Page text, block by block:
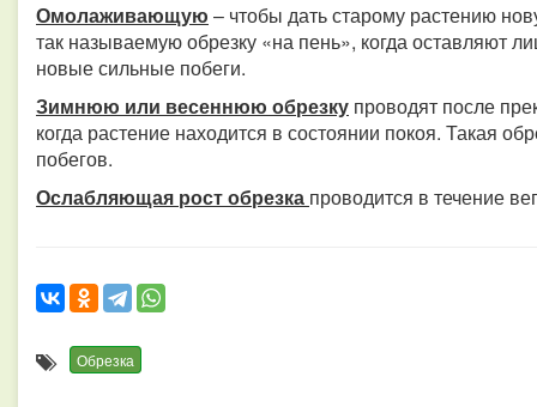
Омолаживающую – чтобы дать старому растению
так называемую обрезку «на пень», когда оставляют
новые сильные побеги.
Зимнюю или весеннюю обрезку проводят после
когда растение находится в состоянии покоя. Такая
побегов.
Ослабляющая рост обрезка проводится в течение
Обрезка